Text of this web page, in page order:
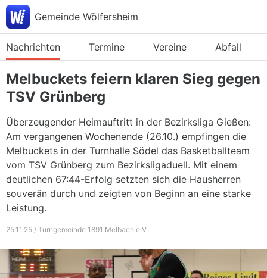
Gemeinde Wölfersheim
Nachrichten Termine Vereine Abfall
Melbuckets feiern klaren Sieg gegen
TSV Grünberg
Überzeugender Heimauftritt in der Bezirksliga Gießen:
Am vergangenen Wochenende (26.10.) empfingen die
Melbuckets in der Turnhalle Södel das Basketballteam
vom TSV Grünberg zum Bezirksligaduell. Mit einem
deutlichen 67:44-Erfolg setzten sich die Hausherren
souverän durch und zeigten von Beginn an eine starke
Leistung.
25.11.25 / Turngemeinde 1891 Melbach e.V.